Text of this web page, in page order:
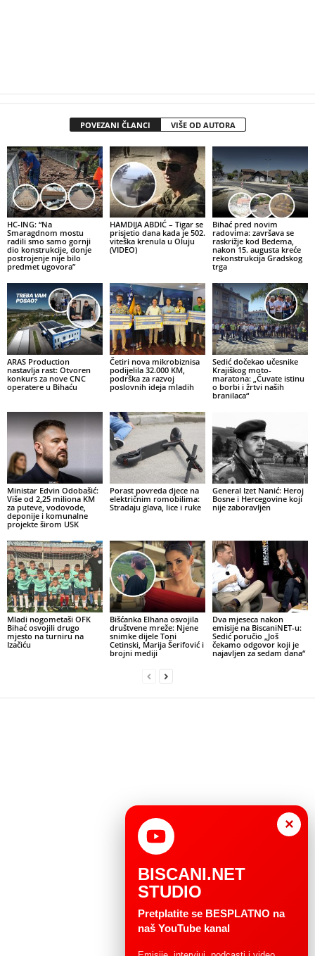
POVEZANI ČLANCI VIŠE OD AUTORA
HC-ING: “Na
Smaragdnom mostu
radili smo samo gornji
dio konstrukcije, donje
postrojenje nije bilo
predmet ugovora”
HAMDIJA ABDIĆ – Tigar se
prisjetio dana kada je 502.
viteška krenula u Oluju
(VIDEO)
Bihać pred novim
radovima: završava se
raskrižje kod Bedema,
nakon 15. augusta kreće
rekonstrukcija Gradskog
trga
ARAS Production
nastavlja rast: Otvoren
konkurs za nove CNC
operatere u Bihaću
Četiri nova mikrobiznisa
podijelila 32.000 KM,
podrška za razvoj
poslovnih ideja mladih
Sedić dočekao učesnike
Krajiškog moto-
maratona: „Čuvate istinu
o borbi i žrtvi naših
branilaca“
Ministar Edvin Odobašić:
Više od 2,25 miliona KM
za puteve, vodovode,
deponije i komunalne
projekte širom USK
Porast povreda djece na
električnim romobilima:
Stradaju glava, lice i ruke
General Izet Nanić: Heroj
Bosne i Hercegovine koji
nije zaboravljen
Mladi nogometaši OFK
Bihać osvojili drugo
mjesto na turniru na
Izačiću
Bišćanka Elhana osvojila
društvene mreže: Njene
snimke dijele Toni
Cetinski, Marija Šerifović i
brojni mediji
Dva mjeseca nakon
emisije na BiscaniNET-u:
Sedić poručio „Još
čekamo odgovor koji je
najavljen za sedam dana“
×
BISCANI.NET
STUDIO
Pretplatite se BESPLATNO na
naš YouTube kanal